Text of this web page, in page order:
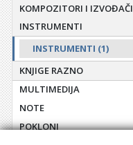
KOMPOZITORI I IZVOĐAČI
INSTRUMENTI
INSTRUMENTI (1)
KNJIGE RAZNO
MULTIMEDIJA
NOTE
POKLONI